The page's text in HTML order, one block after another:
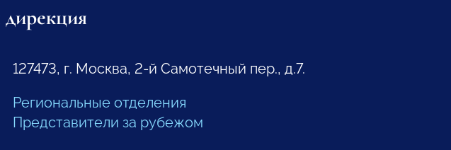
127473, г. Москва, 2-й Самотечный пер., д.7.
Региональные отделения
Представители за рубежом